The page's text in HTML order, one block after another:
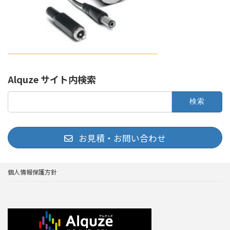
Alquze サイト内検索
検
お見積・お問い合わせ
個人情報保護方針